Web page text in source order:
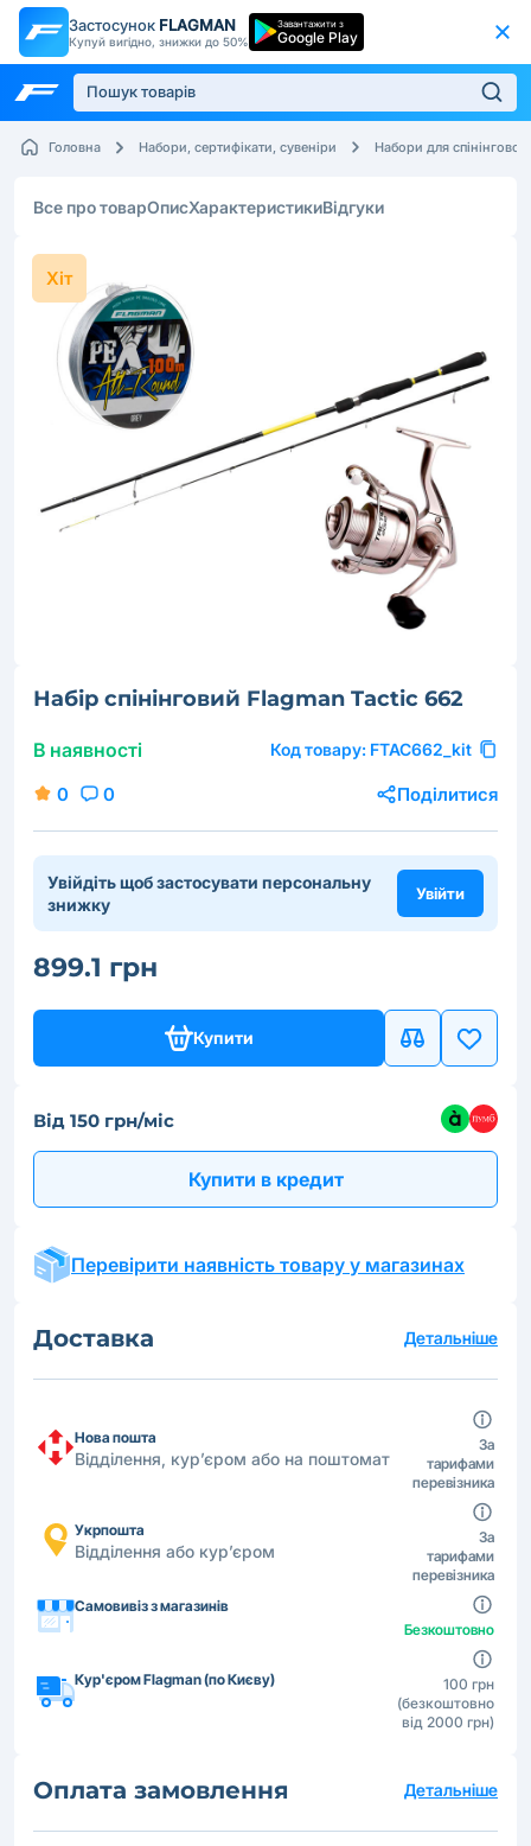
Застосунок FLAGMAN
Купуй вигідно, знижки до 50%
Завантажити з
Google Play
Головна Набори, сертифікати, сувеніри Набори для спінінгової
Все про товарОписХарактеристикиВідгуки
Хіт
Набір спінінговий Flagman Tactic 662
В наявності Код товару: FTAC662_kit
0 0 Поділитися
Увійдіть щоб застосувати персональну
знижку
Увійти
899.1 грн
Купити
Від 150 грн/міс
Купити в кредит
Перевірити наявність товару у магазинах
Доставка Детальніше
Нова пошта
Відділення, кур’єром або на поштомат
За
тарифами
перевізника
Укрпошта
Відділення або кур’єром
За
тарифами
перевізника
Самовивіз з магазинів
Безкоштовно
Кур'єром Flagman (по Києву)
100 грн
(безкоштовно
від 2000 грн)
Оплата замовлення Детальніше